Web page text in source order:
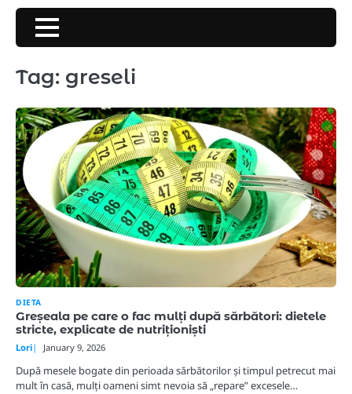
Skip
content
Tag: greseli
DIETA
Greșeala pe care o fac mulți după sărbători: dietele
stricte, explicate de nutriționiști
Lori January 9, 2026
După mesele bogate din perioada sărbătorilor și timpul petrecut mai
mult în casă, mulți oameni simt nevoia să „repare” excesele…